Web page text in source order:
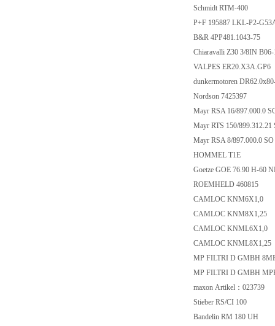
Schmidt RTM-400
P+F 195887 LKL-P2-
B&R 4PP481.1043-75
Chiaravalli Z30 3/8IN
VALPES ER20.X3A.GP6
dunkermotoren
Nordson 7425397
Mayr RSA 16/897.000.0
Mayr RTS 150/899.312.21
Mayr RSA 8/897.000.0
HOMMEL T1E
Goetze GOE 76.90 H-60
ROEMHELD 460815
CAMLOC KNM6X1,0
CAMLOC KNM8X1,25
CAMLOC KNML6X1,0
CAMLOC KNML8X1,25
MP FILTRI D GMBH
MP FILTRI D GMBH
maxon Artikel：023739
Stieber RS/CI 100
Bandelin RM 180 UH